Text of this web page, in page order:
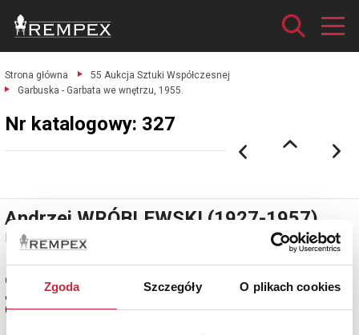
Zgoda Szczegóły O plikach cookies
Strona główna
55 Aukcja Sztuki Współczesnej
Garbuska - Garbata we wnętrzu, 1955.
Nr katalogowy: 327
Andrzej WRÓBLEWSKI (1927-1957)
Nr katalogowy: 327
Garbuska - Garbata we wnętrzu, 1955
olej, płótno, 138 x 100 cm; na odwrocie: Karmiąca przy balkonie, 1954
(Karmiąca)